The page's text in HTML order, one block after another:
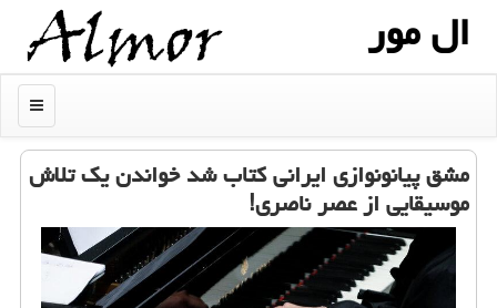
ال مور
منو
مشق پیانونوازی ایرانی کتاب شد خواندن یک تلاش
موسیقایی از عصر ناصری!